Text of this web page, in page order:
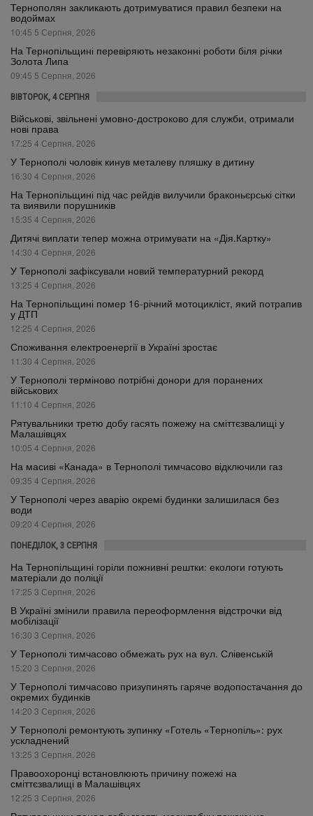
Тернополян закликають дотримуватися правил безпеки на
водоймах
10:45 5 Серпня, 2026
На Тернопільщині перевіряють незаконні роботи біля річки
Золота Липа
09:45 5 Серпня, 2026
ВІВТОРОК, 4 СЕРПНЯ
Військові, звільнені умовно-достроково для служби, отримали
нові права
17:25 4 Серпня, 2026
У Тернополі чоловік кинув металеву пляшку в дитину
16:30 4 Серпня, 2026
На Тернопільщині під час рейдів вилучили браконьєрські сітки
та виявили порушників
15:35 4 Серпня, 2026
Дитячі виплати тепер можна отримувати на «Дія.Картку»
14:30 4 Серпня, 2026
У Тернополі зафіксували новий температурний рекорд
13:25 4 Серпня, 2026
На Тернопільщині помер 16-річний мотоцикліст, який потрапив
у ДТП
12:25 4 Серпня, 2026
Споживання електроенергії в Україні зростає
11:30 4 Серпня, 2026
У Тернополі терміново потрібні донори для поранених
військових
11:10 4 Серпня, 2026
Рятувальники третю добу гасять пожежу на сміттєзвалищі у
Малашівцях
10:05 4 Серпня, 2026
На масиві «Канада» в Тернополі тимчасово відключили газ
09:35 4 Серпня, 2026
У Тернополі через аварію окремі будинки залишилася без
води
09:20 4 Серпня, 2026
ПОНЕДІЛОК, 3 СЕРПНЯ
На Тернопільщині горіли пожнивні рештки: екологи готують
матеріали до поліції
17:25 3 Серпня, 2026
В Україні змінили правила переоформлення відстрочки від
мобілізації
16:30 3 Серпня, 2026
У Тернополі тимчасово обмежать рух на вул. Слівенській
15:20 3 Серпня, 2026
У Тернополі тимчасово призупинять гаряче водопостачання до
окремих будинків
14:20 3 Серпня, 2026
У Тернополі ремонтують зупинку «Готель «Тернопіль»: рух
ускладнений
13:25 3 Серпня, 2026
Правоохоронці встановлюють причину пожежі на
сміттєзвалищі в Малашівцях
12:25 3 Серпня, 2026